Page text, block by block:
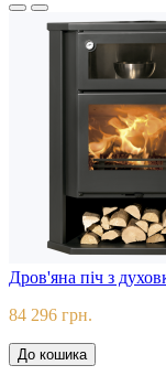
Дров'яна піч з
84 296 грн.
До кошика